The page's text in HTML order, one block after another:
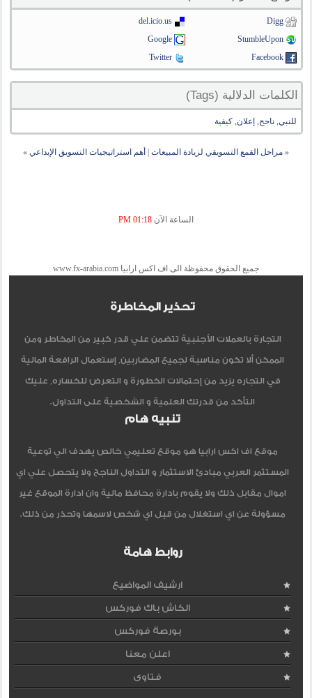
Digg
del.icio.us
StumbleUpon
Google
Facebook
Twitter
الكلمات الدلالية (Tags)
للنبي,ناجح, إعلان,كيفية
« مراحل القمع التسويقي لزيادة المبيعات أهم استراتيجيات التسويق الإبداعي »
الساعة الآن 01:18 PM
جميع الحقوق محفوظة الى اف اكس ارابيا www.fx-arabia.com
تحذير المخاطرة
التجارة بالعملات الأجنبية تتضمن علي قدر كبير من المخاطر ومن
الممكن ألا تكون مناسبة لجميع المضاربين, إستعمال الرافعة المالية
في التجاره يزيد من إحتمالات الخطورة و التعرض للخساره, عليك
التأكد من قدرتك العلمية و الشخصية على التداول.
تنبيه هام
موقع اف اكس ارابيا هو موقع تعليمي خالص يهدف الي توعية
المستثمر العربي مبادئ الاستثمار و التداول الناجح ولا يتحصل علي اي
اموال مقابل ذلك ولا يقوم بادارة محافظ مالية وان ادارة الموقع غير
مسؤولة عن اي استغلال من قبل اي شخص لاسمها وتحذر من ذلك.
روابط هامة
ارشيف المواضيع
الكاش باك فوركس
بورصة فوركس
اعلن معنا
فتاوى